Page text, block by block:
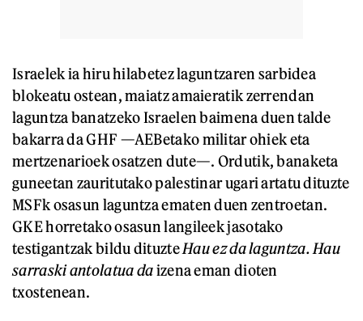
Israelek ia hiru hilabetez laguntzaren sarbidea
blokeatu ostean, maiatz amaieratik zerrendan
laguntza banatzeko Israelen baimena duen talde
bakarra da GHF —AEBetako militar ohiek eta
mertzenarioek osatzen dute—. Ordutik, banaketa
guneetan zauritutako palestinar ugari artatu dituzte
MSFk osasun laguntza ematen duen zentroetan.
GKE horretako osasun langileek jasotako
testigantzak bildu dituzteHau ez da laguntza. Hau
sarraski antolatua daizena eman dioten
txostenean.